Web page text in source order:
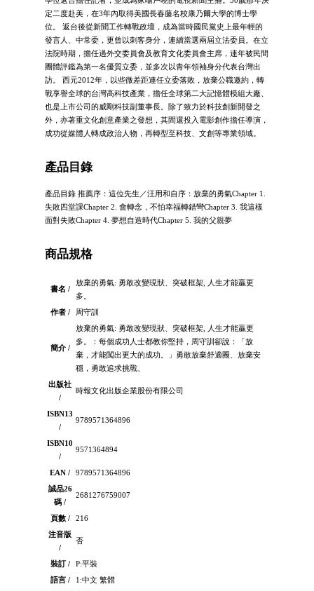
定二度赴美，在3年內取得美國長春藤名校康乃爾大學的博士學
位。 返台後從新聞工作轉戰政壇，成為當時國民黨史上最年輕的
發言人、中常委，更曾以刺客身分，連續當選兩屆立法委員。在立
法院時期，擔任過外交委員會及教育文化委員會主席，連年被民間
團體評鑑為第一名優質立委，並多次以青年領袖身分代表台灣出
訪。 西元2012年，以些微差距連任立委落敗，放棄公職邀約，轉
戰享譽全球的台灣高科技產業，擔任全球第二大記憶體模組大廠、
也是上市公司的威剛科技副董事長。除了致力於科技創新開發之
外，亦著重文化創意產業之發想，其間還投入電影創作擔任導演，
成功從媒體人轉成政治人物，再轉型至科技、文創等專業領域。
產品目錄
產品目錄 推薦序：這位先生／汪用和自序：放棄的勇氣Chapter 1.
失敗四堂課Chapter 2. 會轉念，不怕幸福轉錯彎Chapter 3. 我這樣
面對失敗Chapter 4. 夢想自造時代Chapter 5. 我的父親夢
商品規格
書名 /
放棄的勇氣: 勇敢改變現狀、突破框架, 人生才能贏更
多。
作者 /
周守訓
簡介 /
放棄的勇氣: 勇敢改變現狀、突破框架, 人生才能贏更
多。：每個成功人士都教你堅持，周守訓卻說：「放
棄，才能闖出更大的成功。」勇敢放棄舒適圈、放棄安
穩，勇敢追求挑戰、
出版社
/
時報文化出版企業股份有限公司
ISBN13
/
9789571364896
ISBN10
/
9571364894
EAN /
9789571364896
誠品26
碼 /
2681276759007
頁數 /
216
注音版
/
否
裝訂 /
P:平裝
語言 /
1:中文 繁體